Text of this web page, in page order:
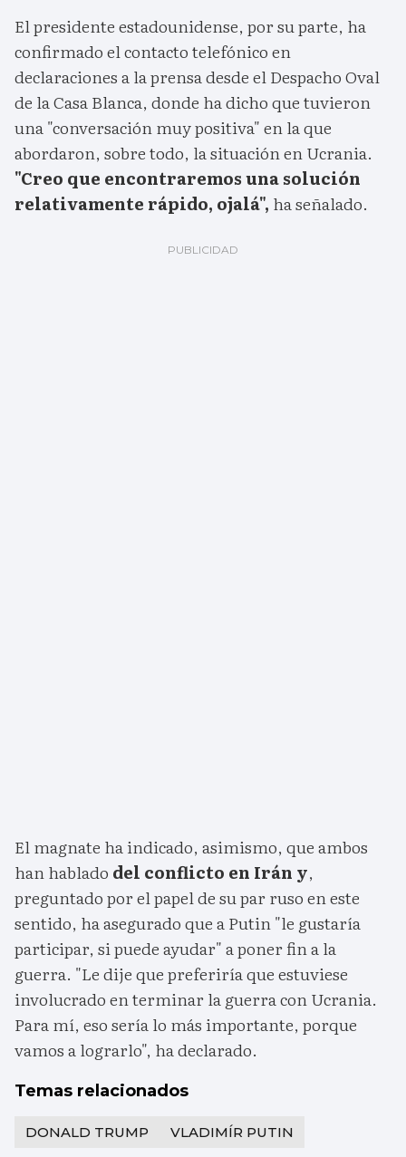
El presidente estadounidense, por su parte, ha
confirmado el contacto telefónico en
declaraciones a la prensa desde el Despacho Oval
de la Casa Blanca, donde ha dicho que tuvieron
una "conversación muy positiva" en la que
abordaron, sobre todo, la situación en Ucrania.
"Creo que encontraremos una solución
relativamente rápido, ojalá", ha señalado.
El magnate ha indicado, asimismo, que ambos
han hablado del conflicto en Irán y,
preguntado por el papel de su par ruso en este
sentido, ha asegurado que a Putin "le gustaría
participar, si puede ayudar" a poner fin a la
guerra. "Le dije que preferiría que estuviese
involucrado en terminar la guerra con Ucrania.
Para mí, eso sería lo más importante, porque
vamos a lograrlo", ha declarado.
Temas relacionados
DONALD TRUMP VLADIMÍR PUTIN